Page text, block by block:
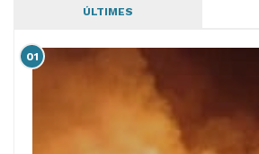
ÚLTIMES
01